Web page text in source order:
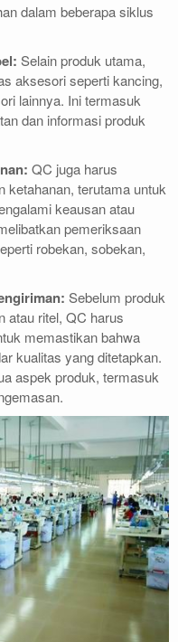
dalam beberapa siklus
Selain produk utama,
aksesori seperti kancing,
lainnya. Ini termasuk
dan informasi produk
QC juga harus
ketahanan, terutama untuk
keausan atau
pemeriksaan
robekan, sobekan,
Sebelum produk
atau ritel, QC harus
memastikan bahwa
kualitas yang ditetapkan.
aspek produk, termasuk